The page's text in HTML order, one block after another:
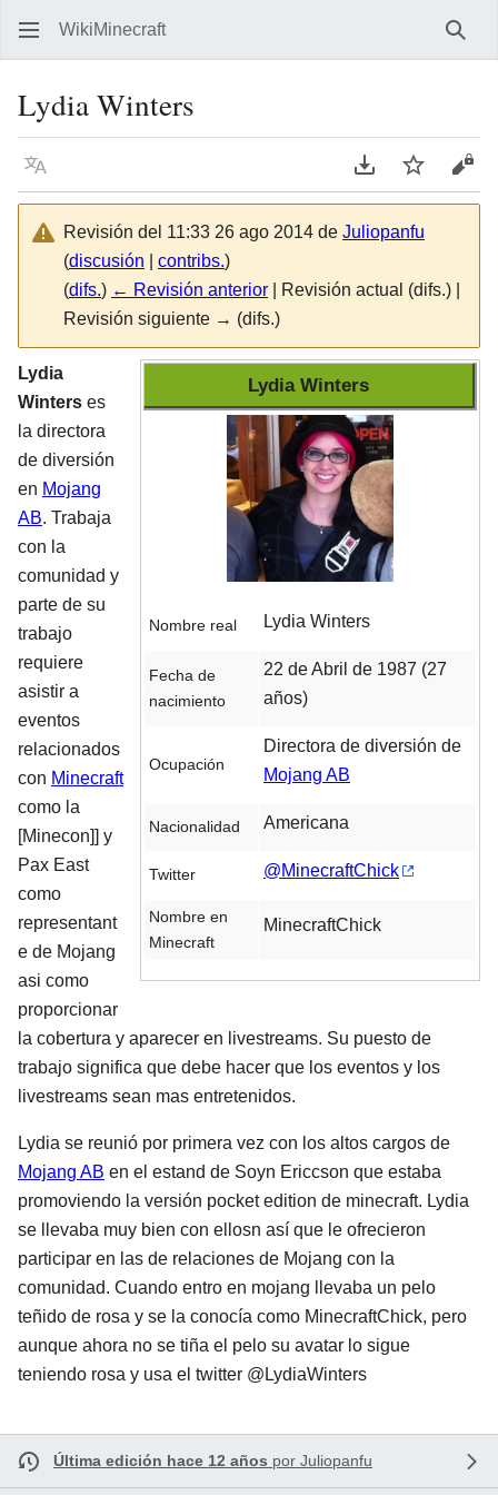
WikiMinecraft
Lydia Winters
Idioma Descargar en
VigilarVer
Revisión del 11:33 26 ago 2014 de Juliopanfu
(discusión contribs.)
(difs.) ← Revisión anterior | Revisión actual (difs.) |
Revisión siguiente → (difs.)
Lydia Winters
Nombre real Lydia Winters
Fecha de
nacimiento
22 de Abril de 1987 (27
años)
Ocupación
Directora de diversión de
Mojang AB
Nacionalidad Americana
Twitter @MinecraftChick
Nombre en
Minecraft
MinecraftChick
Lydia
Winters es
la directora
de diversión
en Mojang
AB. Trabaja
con la
comunidad y
parte de su
trabajo
requiere
asistir a
eventos
relacionados
con Minecraft
como la
[Minecon]] y
Pax East
como
representant
e de Mojang
asi como
proporcionar
la cobertura y aparecer en livestreams. Su puesto de
trabajo significa que debe hacer que los eventos y los
livestreams sean mas entretenidos.
Lydia se reunió por primera vez con los altos cargos de
Mojang AB en el estand de Soyn Ericcson que estaba
promoviendo la versión pocket edition de minecraft. Lydia
se llevaba muy bien con ellosn así que le ofrecieron
participar en las de relaciones de Mojang con la
comunidad. Cuando entro en mojang llevaba un pelo
teñido de rosa y se la conocía como MinecraftChick, pero
aunque ahora no se tiña el pelo su avatar lo sigue
teniendo rosa y usa el twitter @LydiaWinters
Última edición hace 12 años por Juliopanfu